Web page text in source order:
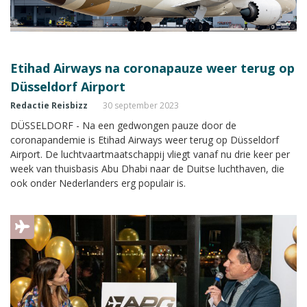
Etihad Airways na coronapauze weer terug op
Düsseldorf Airport
Redactie Reisbizz 30 september 2023
DÜSSELDORF - Na een gedwongen pauze door de
coronapandemie is Etihad Airways weer terug op Düsseldorf
Airport. De luchtvaartmaatschappij vliegt vanaf nu drie keer per
week van thuisbasis Abu Dhabi naar de Duitse luchthaven, die
ook onder Nederlanders erg populair is.